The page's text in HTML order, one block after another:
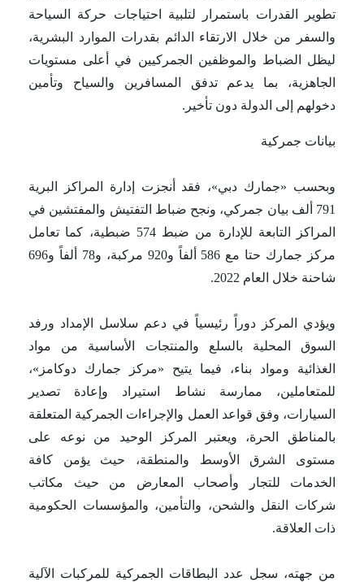
تطوير القدرات باستمرار لتلبية احتياجات حركة السياحة
والسفر من خلال الارتقاء الدائم بقدرات الموارد البشرية،
ليظل الضباط والموظفين الجمركيين في أعلى مستويات
الجاهزية، بما يدعم تدفق المسافرين والسياح وتأمين
دخولهم إلى الدولة دون تأخير.
بيانات جمركية
وبحسب «جمارك دبي»، فقد أنجزت إدارة المراكز البرية
791 ألف بيان جمركي، ونجح ضباط التفتيش والمفتشين في
المراكز التابعة للإدارة من ضبط 574 ضبطية، كما تعامل
مركز جمارك حتا مع 586 ألفاً و920 مركبة، و78 ألفاً و696
شاحنة خلال العام 2022.
ويؤدي المركز دوراً رئيسياً في دعم سلاسل الإمداد ورفد
السوق المحلية بالسلع والمنتجات الأساسية من مواد
الغذائية ومواد بناء، فيما يتيح «مركز جمارك دوكامز»،
للمتعاملين، ممارسة نشاط استيراد وإعادة تصدير
السيارات، وفق قواعد العمل والإجراءات الجمركية المتعلقة
بالمناطق الحرة، ويعتبر المركز الوحيد من نوعه على
مستوى الشرق الأوسط والمنطقة، حيث يؤمن كافة
الخدمات للتجار وأصحاب المعارض من حيث مكاتب
شركات النقل والشحن، والتأمين، والمؤسسات الحكومية
ذات العلاقة.
من جهته، سجل عدد البطاقات الجمركية للمركبات الآلية